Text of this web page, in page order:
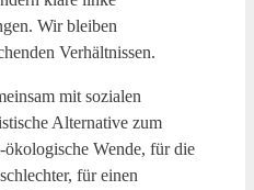
Wir bleiben
Verhältnissen.
mit sozialen
Alternative zum
Wende, für die
für einen